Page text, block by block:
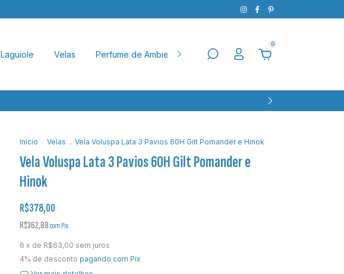
Laguiole Velas Perfume de Ambiente Natal Pet
0
Início . Velas . Vela Voluspa Lata 3 Pavios 60H Gilt Pomander e Hinok
Vela Voluspa Lata 3 Pavios 60H Gilt Pomander e
Hinok
R$378,00
R$362,88com Pix
6 x de R$63,00 sem juros
4% de desconto pagando com Pix